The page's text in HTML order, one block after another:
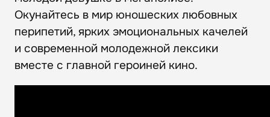
Окунайтесь в мир юношеских любовных
перипетий, ярких эмоциональных качелей
и современной молодежной лексики
вместе с главной героиней кино.